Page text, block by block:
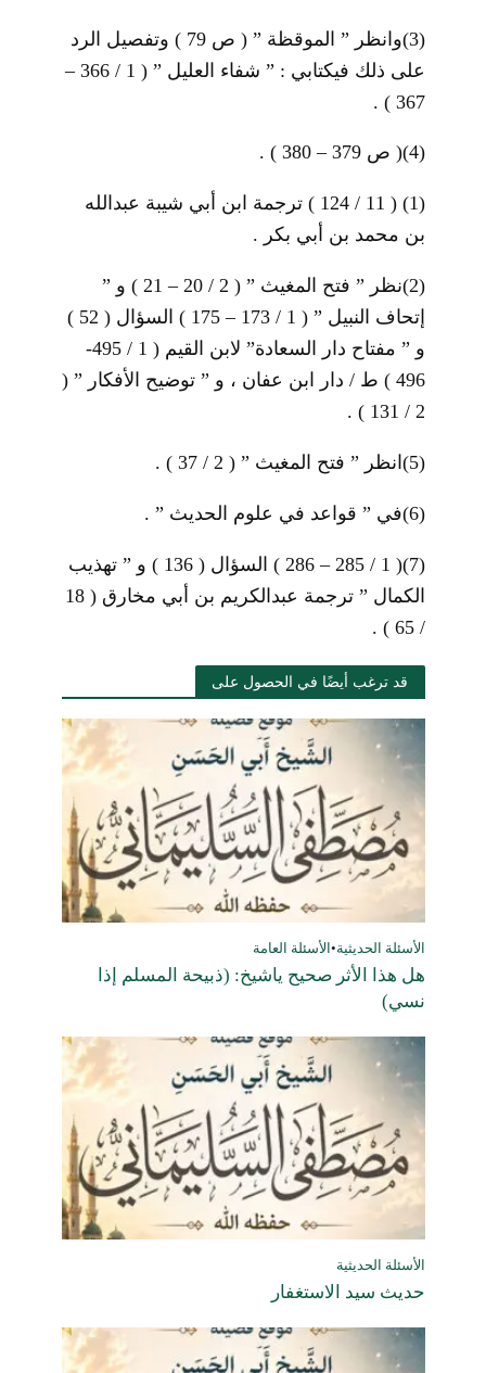
(3)
وانظر ” الموقظة ” ( ص 79 ) وتفصيل الرد
على ذلك فيكتابي : ” شفاء العليل ” ( 1 / 366 –
367 ) .
(4) ( ص 379 – 380 ) .
(1)
( 11 / 124 ) ترجمة ابن أبي شيبة عبدالله
بن محمد بن أبي بكر .
(2)
نظر ” فتح المغيث ” ( 2 / 20 – 21 ) و ”
إتحاف النبيل ” ( 1 / 173 – 175 ) السؤال ( 52 )
و ” مفتاح دار السعادة” لابن القيم ( 1 / 495-
496 ) ط / دار ابن عفان ، و ” توضيح الأفكار ” (
2 / 131 ) .
(5) انظر ” فتح المغيث ” ( 2 / 37 ) .
(6) في ” قواعد في علوم الحديث ” .
(7)
( 1 / 285 – 286 ) السؤال ( 136 ) و ” تهذيب
الكمال ” ترجمة عبدالكريم بن أبي مخارق ( 18
/ 65 ) .
قد ترغب أيضًا في الحصول على
الأسئلة الحديثية• الأسئلة العامة
هل هذا الأثر صحيح ياشيخ: (ذبيحة المسلم إذا
نسي)
الأسئلة الحديثية
حديث سيد الاستغفار